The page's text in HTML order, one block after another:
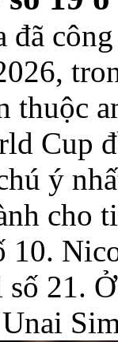
thuộc
Cup
ý
cho
10.
21.